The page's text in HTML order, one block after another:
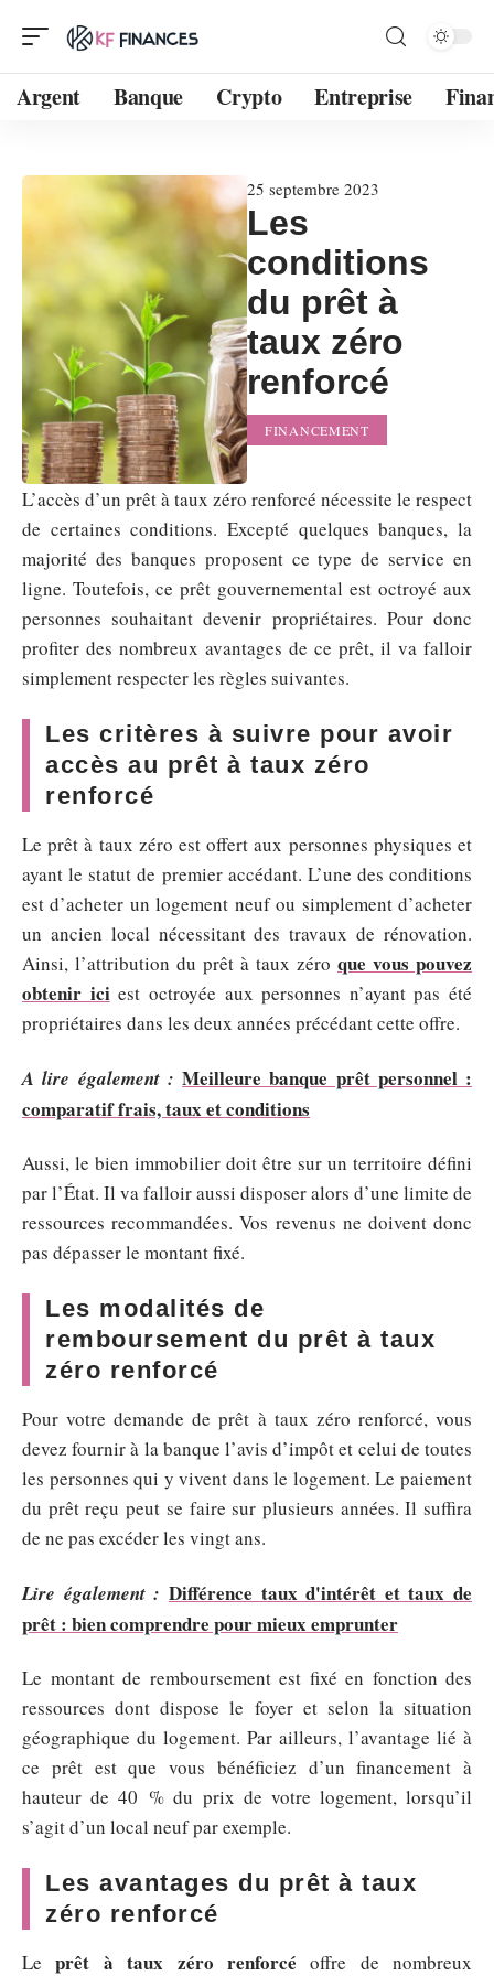
Argent Banque Crypto Entreprise
25 septembre 2023
Les
conditions
du prêt à
taux zéro
renforcé
FINANCEMENT
L’accès d’un prêt à taux zéro renforcé nécessite le respect
de certaines conditions. Excepté quelques banques, la
majorité des banques proposent ce type de service en
ligne. Toutefois, ce prêt gouvernemental est octroyé aux
personnes souhaitant devenir propriétaires. Pour donc
profiter des nombreux avantages de ce prêt, il va falloir
simplement respecter les règles suivantes.
Les critères à suivre pour avoir
accès au prêt à taux zéro
renforcé
Le prêt à taux zéro est offert aux personnes physiques et
ayant le statut de premier accédant. L’une des conditions
est d’acheter un logement neuf ou simplement d’acheter
un ancien local nécessitant des travaux de rénovation.
Ainsi, l’attribution du prêt à taux zéro que vous pouvez
obtenir iciest octroyée aux personnes n’ayant pas été
propriétaires dans les deux années précédant cette offre.
A lire également : Meilleure banque prêt personnel :
comparatif frais, taux et conditions
Aussi, le bien immobilier doit être sur un territoire défini
par l’État. Il va falloir aussi disposer alors d’une limite de
ressources recommandées. Vos revenus ne doivent donc
pas dépasser le montant fixé.
Les modalités de
remboursement du prêt à taux
zéro renforcé
Pour votre demande de prêt à taux zéro renforcé, vous
devez fournir à la banque l’avis d’impôt et celui de toutes
les personnes qui y vivent dans le logement. Le paiement
du prêt reçu peut se faire sur plusieurs années. Il suffira
de ne pas excéder les vingt ans.
Lire également : Différence taux d'intérêt et taux de
prêt : bien comprendre pour mieux emprunter
Le montant de remboursement est fixé en fonction des
ressources dont dispose le foyer et selon la situation
géographique du logement. Par ailleurs, l’avantage lié à
ce prêt est que vous bénéficiez d’un financement à
hauteur de 40 % du prix de votre logement, lorsqu’il
s’agit d’un local neuf par exemple.
Les avantages du prêt à taux
zéro renforcé
Leprêt à taux zéro renforcé offre de nombreux